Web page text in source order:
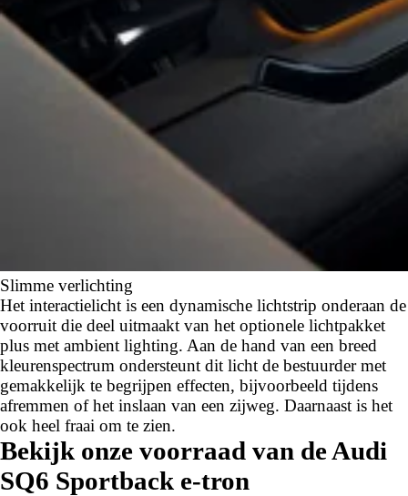
Slimme verlichting
Het interactielicht is een dynamische lichtstrip onderaan de
voorruit die deel uitmaakt van het optionele lichtpakket
plus met ambient lighting. Aan de hand van een breed
kleurenspectrum ondersteunt dit licht de bestuurder met
gemakkelijk te begrijpen effecten, bijvoorbeeld tijdens
afremmen of het inslaan van een zijweg. Daarnaast is het
ook heel fraai om te zien.
Bekijk onze voorraad van de Audi
SQ6 Sportback e-tron